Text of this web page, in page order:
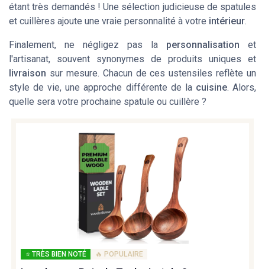
étant très demandés ! Une sélection judicieuse de spatules
et cuillères ajoute une vraie personnalité à votre intérieur.
Finalement, ne négligez pas la personnalisation et
l'artisanat, souvent synonymes de produits uniques et
livraison sur mesure. Chacun de ces ustensiles reflète un
style de vie, une approche différente de la cuisine. Alors,
quelle sera votre prochaine spatule ou cuillère ?
⭐ TRÈS BIEN NOTÉ 🔥 POPULAIRE